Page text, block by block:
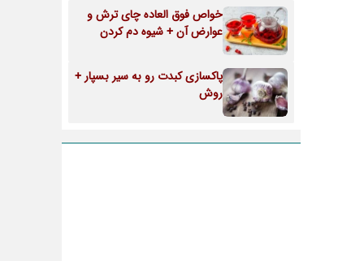
خواص فوق العاده چای ترش و
عوارض آن + شیوه دم کردن
پاکسازی کبدت رو به سیر بسپار +
روش